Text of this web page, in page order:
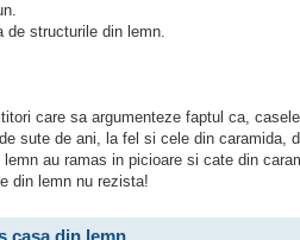
de structurile din lemn.
care sa argumenteze faptul ca,
sute de ani, la fel si cele din caramida,
au ramas in picioare si cate din
din lemn nu rezista!
casa din lemn